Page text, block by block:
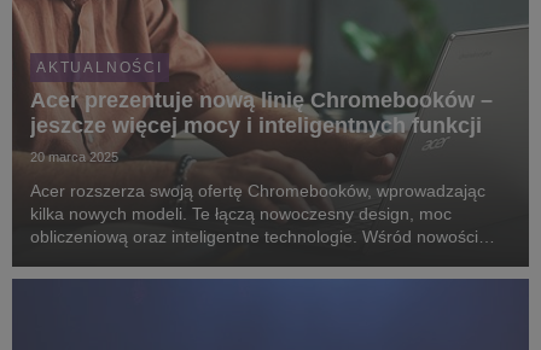
AKTUALNOŚCI
Acer prezentuje nową linię Chromebooków –
jeszcze więcej mocy i inteligentnych funkcji
20 marca 2025
Acer rozszerza swoją ofertę Chromebooków, wprowadzając
kilka nowych modeli. Te łączą nowoczesny design, moc
obliczeniową oraz inteligentne technologie. Wśród nowości
oraz ultraprzenośny Acer Chromebook Tab 311.